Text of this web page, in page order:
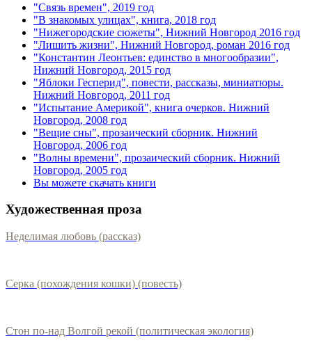
"Связь времен", 2019 год
"В знакомых улицах", книга, 2018 год
"Нижегородские сюжеты", Нижний Новгород 2016 год
"Лишить жизни", Нижний Новгород, роман 2016 год
"Константин Леонтьев: единство в многообразии",
Нижний Новгород, 2015 год
"Яблоки Гесперид", повести, рассказы, миниатюры.
Нижний Новгород, 2011 год
"Испытание Америкой", книга очерков. Нижний
Новгород, 2008 год
"Вещие сны", прозаический сборник. Нижний
Новгород, 2006 год
"Волны времени", прозаический сборник. Нижний
Новгород, 2005 год
Вы можете скачать книги
Художественная проза
Неделимая любовь (рассказ)
Серка (похождения кошки) (повесть)
Стон по-над Волгой рекой (политическая экология)